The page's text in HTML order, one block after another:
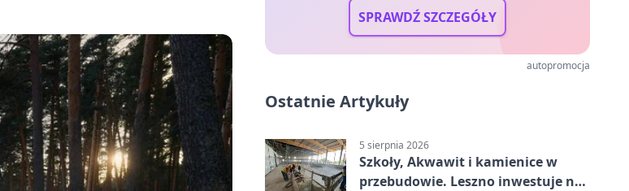
SPRAWDŹ SZCZEGÓŁY
autopromocja
Ostatnie Artykuły
5 sierpnia 2026
Szkoły, Akwawit i kamienice w
przebudowie. Leszno inwestuje na